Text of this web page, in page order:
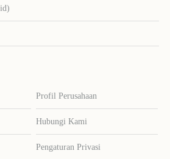
Profil Perusahaan
Hubungi Kami
Pengaturan Privasi